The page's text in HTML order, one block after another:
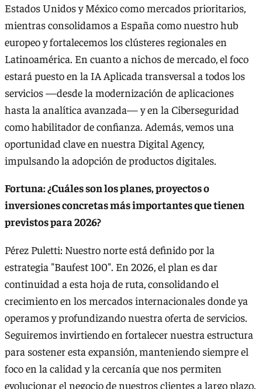
Estados Unidos y México como mercados prioritarios,
mientras consolidamos a España como nuestro hub
europeo y fortalecemos los clústeres regionales en
Latinoamérica. En cuanto a nichos de mercado, el foco
estará puesto en la IA Aplicada transversal a todos los
servicios —desde la modernización de aplicaciones
hasta la analítica avanzada— y en la Ciberseguridad
como habilitador de confianza. Además, vemos una
oportunidad clave en nuestra Digital Agency,
impulsando la adopción de productos digitales.
Fortuna: ¿Cuáles son los planes, proyectos o
inversiones concretas más importantes que tienen
previstos para 2026?
Pérez Puletti: Nuestro norte está definido por la
estrategia "Baufest 100". En 2026, el plan es dar
continuidad a esta hoja de ruta, consolidando el
crecimiento en los mercados internacionales donde ya
operamos y profundizando nuestra oferta de servicios.
Seguiremos invirtiendo en fortalecer nuestra estructura
para sostener esta expansión, manteniendo siempre el
foco en la calidad y la cercanía que nos permiten
evolucionar el negocio de nuestros clientes a largo plazo.